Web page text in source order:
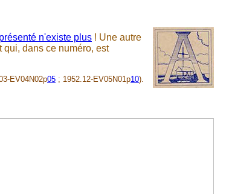
n'existe plus ! Une autre
dans ce numéro, est
EV04N02p05 ; 1952.12-EV05N01p10).